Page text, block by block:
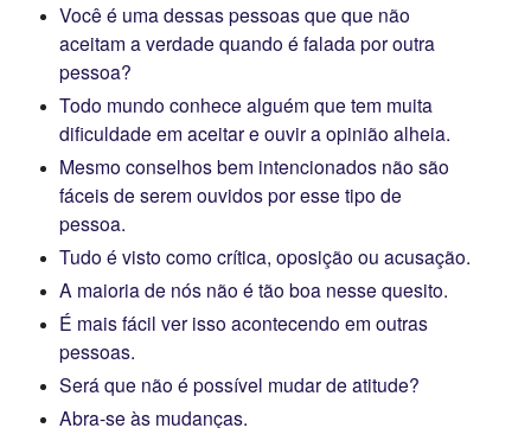
Você é uma dessas pessoas que que não
aceitam a verdade quando é falada por outra
pessoa?
Todo mundo conhece alguém que tem muita
dificuldade em aceitar e ouvir a opinião alheia.
Mesmo conselhos bem intencionados não são
fáceis de serem ouvidos por esse tipo de
pessoa.
Tudo é visto como crítica, oposição ou acusação.
A maioria de nós não é tão boa nesse quesito.
É mais fácil ver isso acontecendo em outras
pessoas.
Será que não é possível mudar de atitude?
Abra-se às mudanças.